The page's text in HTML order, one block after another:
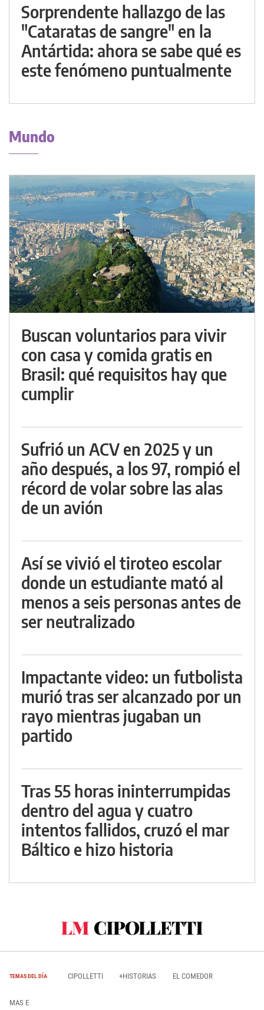
Sorprendente hallazgo de las
"Cataratas de sangre" en la
Antártida: ahora se sabe qué es
este fenómeno puntualmente
Mundo
Buscan voluntarios para vivir
con casa y comida gratis en
Brasil: qué requisitos hay que
cumplir
Sufrió un ACV en 2025 y un
año después, a los 97, rompió el
récord de volar sobre las alas
de un avión
Así se vivió el tiroteo escolar
donde un estudiante mató al
menos a seis personas antes de
ser neutralizado
Impactante video: un futbolista
murió tras ser alcanzado por un
rayo mientras jugaban un
partido
Tras 55 horas ininterrumpidas
dentro del agua y cuatro
intentos fallidos, cruzó el mar
Báltico e hizo historia
TEMAS DEL DÍA CIPOLLETTI +HISTORIAS EL COMEDOR
MAS E